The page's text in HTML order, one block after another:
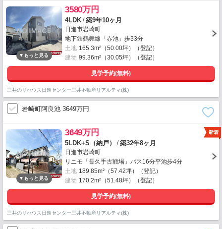
3580万円
4LDK /築9年10ヶ月
日進市岩崎町
地下鉄鶴舞線「赤池」歩33分
土地 165.3m²（50.00坪）（登記）
建物 99.36m²（30.05坪）（登記）
見学予約(無料)
三井のリハウス日進センター三井不動産リアルティ(株)
岩崎町阿良池 3649万円
3649万円
5LDK+S（納戸） /築32年8ヶ月
日進市岩崎町
リニモ「長久手古戦場」バス16分平池歩4分
土地 189.85m²（57.42坪）（登記）
建物 170.2m²（51.48坪）（登記）
見学予約(無料)
三井のリハウス日進センター三井不動産リアルティ(株)